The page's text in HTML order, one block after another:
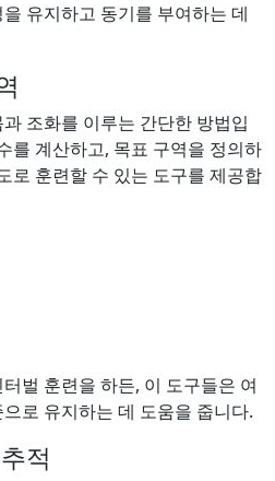
유지하고 동기를 부여하는 데
조화를 이루는 간단한 방법입
를 계산하고, 목표 구역을 정의하
로 훈련할 수 있는 도구를 제공합
벌 훈련을 하든, 이 도구들은 여
로 유지하는 데 도움을 줍니다.
적